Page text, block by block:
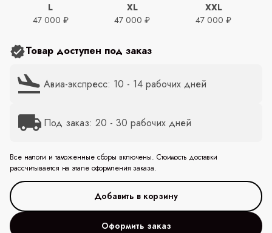
L
47 000 ₽
XL
47 000 ₽
XXL
47 000 ₽
Товар доступен под заказ
Авиа-экспресс: 10 - 14 рабочих дней
Под заказ: 20 - 30 рабочих дней
Все налоги и таможенные сборы включены. Стоимость доставки
рассчитывается на этапе оформления заказа.
Оформить заказ